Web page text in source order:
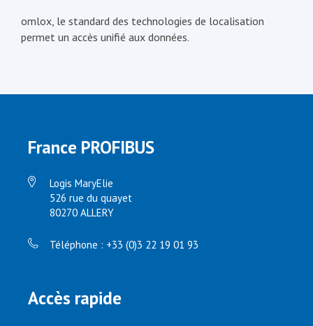
omlox, le standard des technologies de localisation
permet un accès unifié aux données.
France PROFIBUS
Logis MaryElie
526 rue du quayet
80270 ALLERY
Téléphone : +33 (0)3 22 19 01 93
Accès rapide